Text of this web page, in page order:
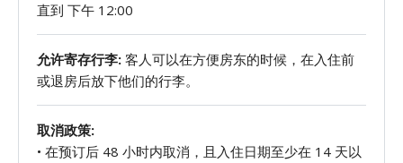
直到 下午 12:00
允许寄存行李: 客人可以在方便房东的时候，在入住前
或退房后放下他们的行李。
取消政策:
• 在预订后 48 小时内取消，且入住日期至少在 14 天以